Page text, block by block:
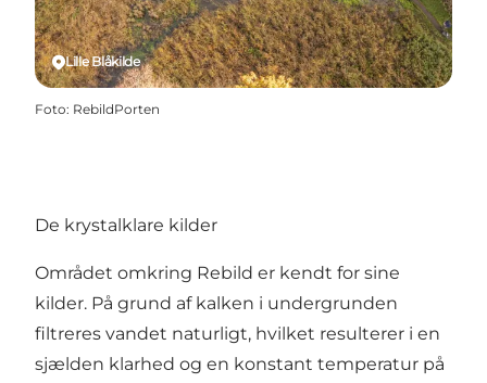
Lille Blåkilde
Foto: RebildPorten
De krystalklare kilder
Området omkring Rebild er kendt for sine
kilder. På grund af kalken i undergrunden
filtreres vandet naturligt, hvilket resulterer i en
sjælden klarhed og en konstant temperatur på